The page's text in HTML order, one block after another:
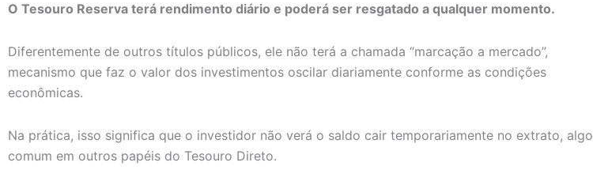
O Tesouro Reserva terá rendimento diário e poderá ser resgatado a qualquer momento.
Diferentemente de outros títulos públicos, ele não terá a chamada “marcação a mercado”,
mecanismo que faz o valor dos investimentos oscilar diariamente conforme as condições
econômicas.
Na prática, isso significa que o investidor não verá o saldo cair temporariamente no extrato, algo
comum em outros papéis do Tesouro Direto.